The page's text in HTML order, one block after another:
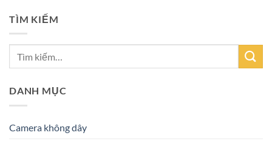
TÌM KIẾM
DANH MỤC
Camera không dây